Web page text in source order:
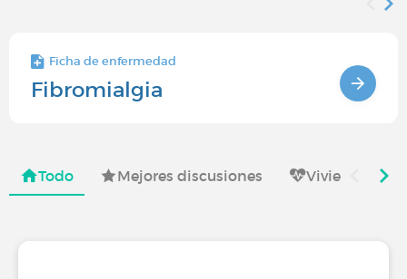
Ficha de enfermedad
Fibromialgia
Todo Mejores discusiones Viviendo con